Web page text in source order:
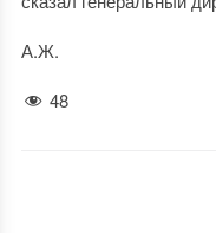
А.Ж.
48